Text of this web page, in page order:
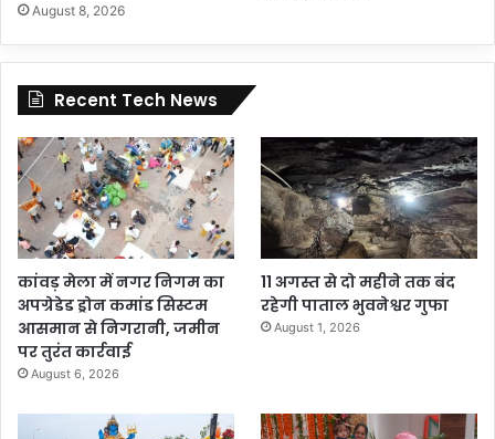
August 8, 2026
Recent Tech News
कांवड़ मेला में नगर निगम का
अपग्रेडेड ड्रोन कमांड सिस्टम
आसमान से निगरानी, जमीन
पर तुरंत कार्रवाई
August 6, 2026
11 अगस्त से दो महीने तक बंद
रहेगी पाताल भुवनेश्वर गुफा
August 1, 2026